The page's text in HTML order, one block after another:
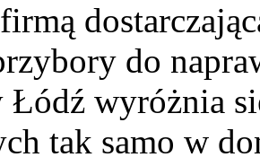
do
Łódź wyróżnia
tak samo w